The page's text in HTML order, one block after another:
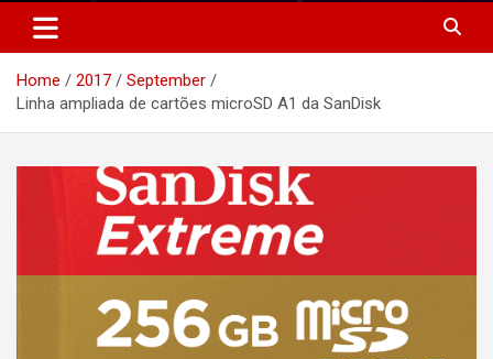
Home 2017
September
Linha ampliada de cartões microSD A1 da SanDisk